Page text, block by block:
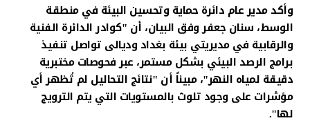
وأكد مدير عام دائرة حماية وتحسين البيئة في منطقة
الوسط، سنان جعفر وفق البيان، أن "كوادر الدائرة الفنية
والرقابية في مديريتي بيئة بغداد وديالى تواصل تنفيذ
برامج الرصد البيئي بشكل مستمر، عبر فحوصات مختبرية
دقيقة لمياه النهر"، مبيناً أن "نتائج التحاليل لم تُظهر أي
مؤشرات على وجود تلوث بالمستويات التي يتم الترويج
لها".